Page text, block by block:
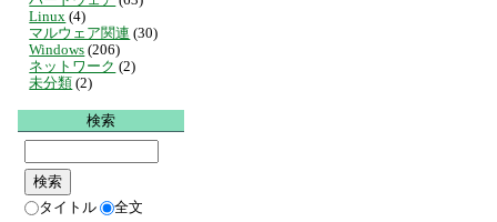
Linux (4)
マルウェア関連 (30)
Windows (206)
ネットワーク (2)
未分類 (2)
検索
タイトル 全文